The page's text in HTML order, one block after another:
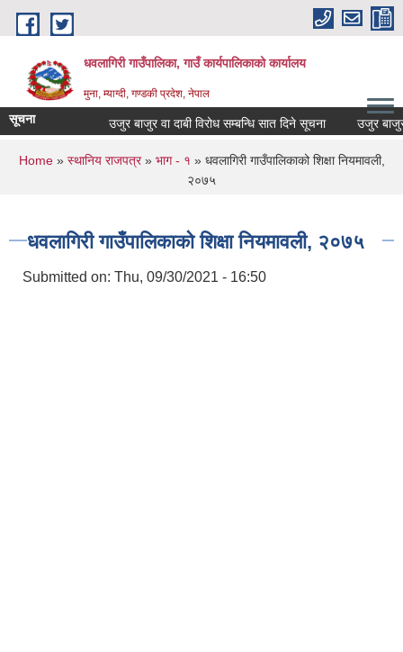
Skip to main content
धवलागिरी गाउँपालिका, गाउँ कार्यपालिकाको कार्यालय
मुना, म्याग्दी, गण्डकी प्रदेश, नेपाल
सूचना उजुर बाजुर वा दाबी विरोध सम्बन्धि सात दिने सूचना उजुर बाजुर
You are here
Home» स्थानिय राजपत्र» भाग - १ » धवलागिरी गाउँपालिकाको शिक्षा नियमावली,
२०७५
धवलागिरी गाउँपालिकाको शिक्षा नियमावली, २०७५
Submitted on: Thu, 09/30/2021 - 16:50